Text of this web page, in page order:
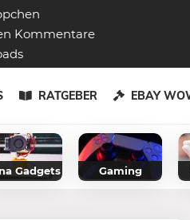
Kommentare
RATGEBER EBAY
Gadgets Gaming